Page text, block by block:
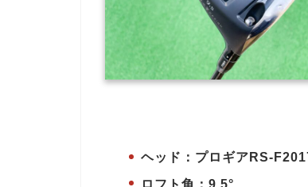
ヘッド：プロギアRS-
ロフト角：9.5°